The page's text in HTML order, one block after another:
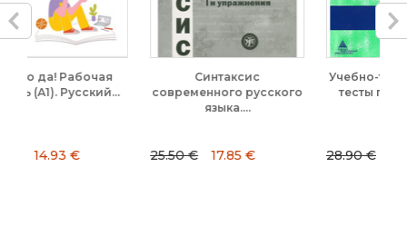
Синтаксис
современного русского
25.50 € 17.85 €
Учебно-тренировочные
тесты по РКИ. В2-С1....
28.90 € 23.12 €